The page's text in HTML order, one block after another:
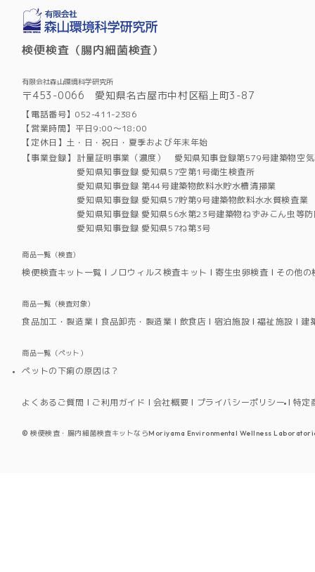
検便検査（腸内細菌検査）
有限会社森山環境科学研究所
〒453-0066 愛知県名古屋市中村区稲上町3-87
【電話番号】052-411-2386
【営業時間】平日9:00～18:00
【定休日】土・日・祝日・夏季および年末年始
【事業登録】 計量証明事業（濃度） 愛知県知事登録第579号建築物空
愛知県知事登録 愛知県57空第1号衛生検査所
愛知県知事登録 第44号建築物飲料水貯水槽清掃業
愛知県知事登録 愛知県57貯第9号建築物飲料水水質検査業
愛知県知事登録 愛知県56水第23号建築物ねずみこん虫等
愛知県知事登録 愛知県57ね第3号
商品一覧（検査）
検便検査キット一覧 ノロウィルス検査キット 寄生虫卵検査 その他の
商品一覧（検査対象）
食品加工・製造業 食品卸売・製造業 飲食店 宿泊施設 福祉施設 建
商品一覧（ペット）
ペットの下痢の原因は？
よくあるご質問 ご利用ガイド 会社概要 プライバシーポリシー 特定
©検便検査・腸内細菌検査キットならMoriyama Environmental Wellness